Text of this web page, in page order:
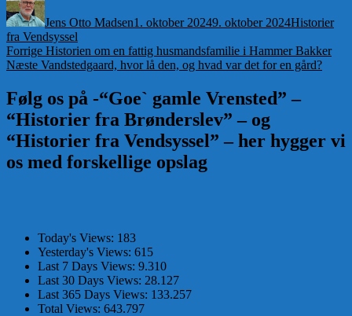
Jens Otto Madsen1. oktober 20249. oktober 2024Historier
fra Vendsyssel
Indlægsnavigation
Forrige Forrige
indlæg:
Historien om en fattig husmandsfamilie i Hammer Bakker
Næste Næste
Vandstedgaard, hvor lå den, og hvad var det for en gård?
Følg os på -“Goe` gamle Vrensted” –
“Historier fra Brønderslev” – og
“Historier fra Vendsyssel” – her hygger vi
os med forskellige opslag
Today's Views: 183
Yesterday's Views: 615
Last 7 Days Views: 9.310
Last 30 Days Views: 28.127
Last 365 Days Views: 133.257
Total Views: 643.797